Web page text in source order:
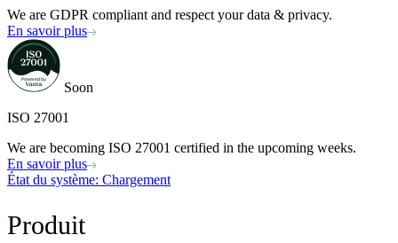
We are GDPR compliant and respect your data & privacy.
En savoir plus
Soon
ISO 27001
We are becoming ISO 27001 certified in the upcoming weeks.
En savoir plus
État du système: Chargement
Produit